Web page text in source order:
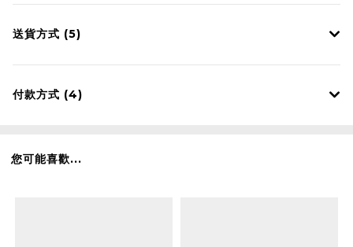
送貨方式 (5)
付款方式 (4)
您可能喜歡...